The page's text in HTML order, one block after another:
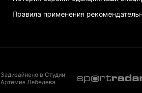
Правила применения
Задизайнено в Студии
Артемия Лебедева